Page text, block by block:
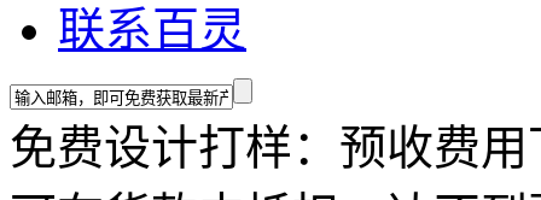
联系百灵
免费设计打样：预收费